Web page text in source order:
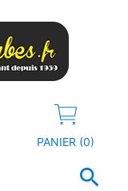

PANIER (0)